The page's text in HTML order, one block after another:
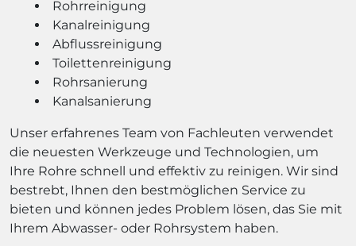
Rohrreinigung
Kanalreinigung
Abflussreinigung
Toilettenreinigung
Rohrsanierung
Kanalsanierung
Unser erfahrenes Team von Fachleuten verwendet
die neuesten Werkzeuge und Technologien, um
Ihre Rohre schnell und effektiv zu reinigen. Wir sind
bestrebt, Ihnen den bestmöglichen Service zu
bieten und können jedes Problem lösen, das Sie mit
Ihrem Abwasser- oder Rohrsystem haben.